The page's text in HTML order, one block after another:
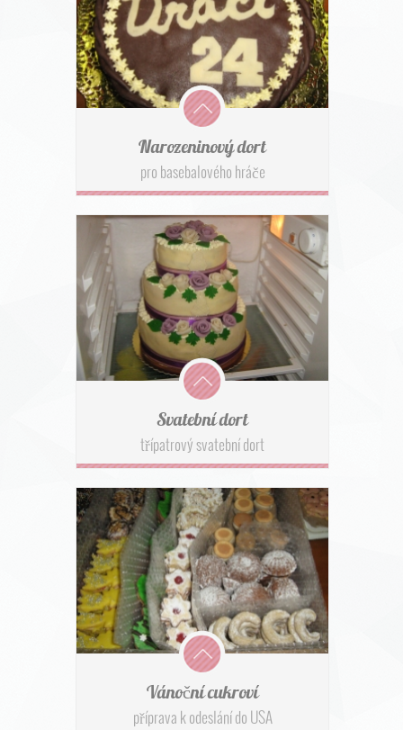
Narozeninový dort
pro basebalového hráče
Svatební dort
třípatrový svatební dort
Vánoční cukroví
příprava k odeslání do USA